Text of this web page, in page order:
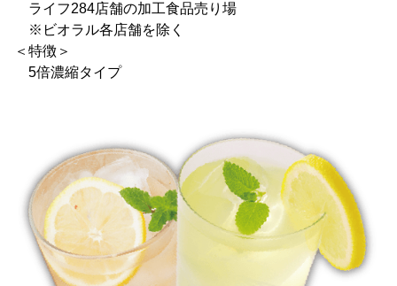
ライフ284店舗の加工食品売り場
※ビオラル各店舗を除く
＜特徴＞
5倍濃縮タイプ